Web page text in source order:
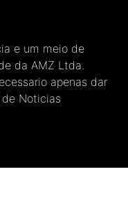
e um meio de
da AMZ Ltda.
apenas dar
Noticias